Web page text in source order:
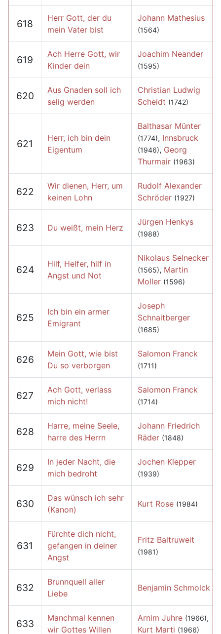
618
Herr Gott, der du
mein Vater bist
Johann Mathesius
(1564)
619
Ach Herre Gott, wir
Kinder dein
Joachim Neander
(1595)
620
Aus Gnaden soll ich
selig werden
Christian Ludwig
Scheidt (1742)
621
Herr, ich bin dein
Eigentum
Balthasar Münter
(1774), Innsbruck
(1946), Georg
Thurmair (1963)
622
Wir dienen, Herr, um
keinen Lohn
Rudolf Alexander
Schröder (1927)
623 Du weißt, mein Herz
Jürgen Henkys
(1988)
624
Hilf, Helfer, hilf in
Angst und Not
Nikolaus Selnecker
(1565), Martin
Moller (1596)
625
Ich bin ein armer
Emigrant
Joseph
Schnaitberger
(1685)
626
Mein Gott, wie bist
Du so verborgen
Salomon Franck
(1711)
627
Ach Gott, verlass
mich nicht!
Salomon Franck
(1714)
628
Harre, meine Seele,
harre des Herrn
Johann Friedrich
Räder (1848)
629
In jeder Nacht, die
mich bedroht
Jochen Klepper
(1939)
630
Das wünsch ich sehr
(Kanon)
Kurt Rose (1984)
631
Fürchte dich nicht,
gefangen in deiner
Angst
Fritz Baltruweit
(1981)
632
Brunnquell aller
Liebe
Benjamin Schmolck
633
Manchmal kennen
wir Gottes Willen
Arnim Juhre (1966),
Kurt Marti (1966)